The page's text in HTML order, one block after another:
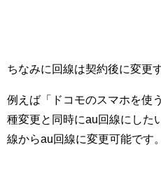
ちなみに回線は契約後に変更
例えば「ドコモのスマホを使
種変更と同時にau回線にした
線からau回線に変更可能です。